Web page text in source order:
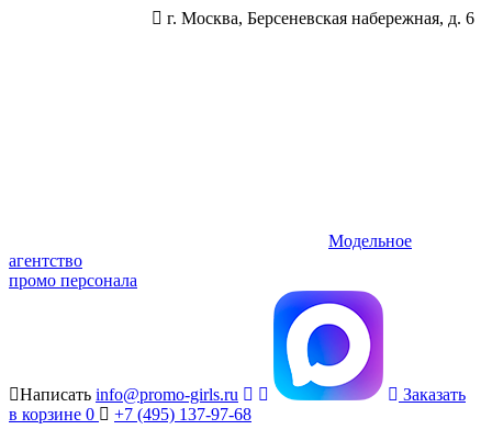
г. Москва, Берсеневская набережная, д. 6
Модельное
агентство
промо персонала
Написать info@promo-girls.ru
Заказать
в корзине 0
+7 (495) 137-97-68